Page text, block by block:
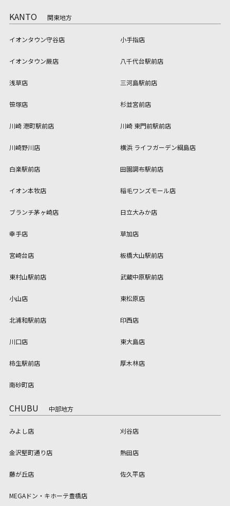
KANTO 関東地方
イオンタウン守谷店 小手指店
イオンタウン蕨店 八千代台駅前店
浅草店 三河島駅前店
笹塚店 杉並宮前店
川崎 港町駅前店 川崎 東門前駅前店
川崎野川店 横浜 ライフガーデン綱島店
白楽駅前店 田園調布駅前店
イオン本牧店 稲毛ワンズモール店
ブランチ茅ヶ崎店 日立大みか店
幸手店 草加店
宮崎台店 板橋大山駅前店
東村山駅前店 武蔵中原駅前店
小山店 東松原店
北浦和駅前店 印西店
川口店 東大島店
柿生駅前店 厚木林店
南砂町店
CHUBU 中部地方
みよし店 刈谷店
金沢堅町通り店 熱田店
藤が丘店 佐久平店
MEGAドン・キホーテ豊橋店